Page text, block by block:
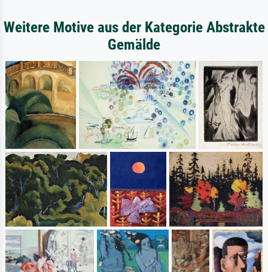
Weitere Motive aus der Kategorie Abstrakte
Gemälde